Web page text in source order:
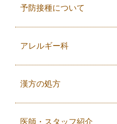
予防接種について
アレルギー科
漢方の処方
医師・スタッフ紹介